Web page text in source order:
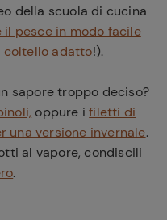
della scuola di cucina
pesce in modo facile
coltello adatto!).
sapore troppo deciso?
oppure ifiletti di
una versione invernale.
al vapore, condiscili
.